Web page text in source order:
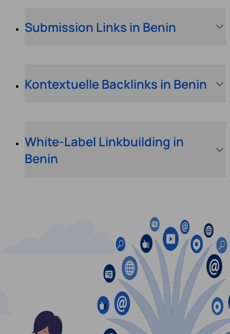
Submission Links in Benin
Kontextuelle Backlinks in Benin
White-Label Linkbuilding in
Benin